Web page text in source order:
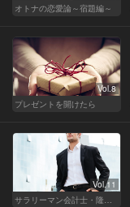
オトナの恋愛論～宿題編～
Vol.8
プレゼントを開けたら
Vol.11
サラリーマン会計士・隆一の迷い